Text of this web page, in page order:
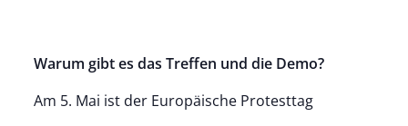
Warum gibt es das Treffen und die Demo?
Am 5. Mai ist der Europäische Protesttag